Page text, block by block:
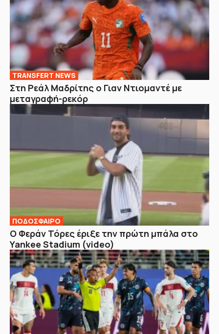
TRANSFERT NEWS
Στη Ρεάλ Μαδρίτης ο Γιαν Ντιομαντέ με
μεταγραφή-ρεκόρ
ΠΟΔΟΣΦΑΙΡΟ
Ο Φεράν Τόρες έριξε την πρώτη μπάλα στο
Yankee Stadium (video)